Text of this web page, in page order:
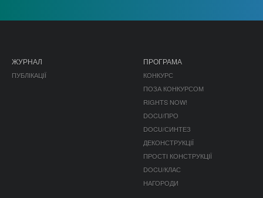
ЖУРНАЛ
ПУБЛІКАЦІЇ
ПРОГРАМА
КОНКУРС
ПОЗА КОНКУРСОМ
RIGHTS NOW!
DOCU/ПРО
DOCU/СИНТЕЗ
ДЕКОНСТРУКЦІЇ
ПРОСТІ КОНСТРУКЦІЇ
DOCU/КЛАС
НАГОРОДИ